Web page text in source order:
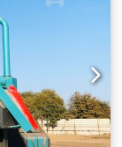
en
FABO
Akqsck -
Siktdäck: 1
6,4 m2
Motor -
- Sido-plåt: